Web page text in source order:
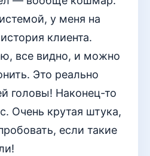
у меня на
клиента.
все видно, и можно
Это реально
головы! Наконец-то
Очень крутая штука,
если такие